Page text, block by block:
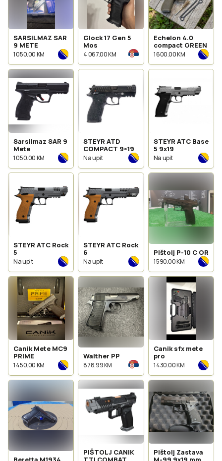
SARSILMAZ SAR
9 METE
1 050.00 KM
Glock 17 Gen 5
Mos
4 067.00 KM
Echelon 4.0
compact GREEN
1 600.00 KM
Sarsilmaz SAR 9
Mete
1 050.00 KM
STEYR ATD
COMPACT 9×19
Na upit
STEYR ATC Base
5 9x19
Na upit
STEYR ATC Rock
5
Na upit
STEYR ATC Rock
6
Na upit
Pištolj P-10 C OR
1 590.00 KM
Canik Mete MC9
PRIME
1 450.00 KM
Walther PP
878.99 KM
Canik sfx mete
pro
1 430.00 KM
PIŠTOLJ CANIK
Pištolj Zastava